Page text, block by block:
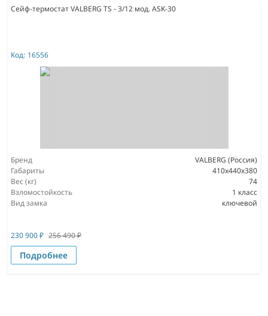
Сейф-термостат VALBERG TS - 3/12 мод. ASK-30
Код: 16556
Бренд
VALBERG (Россия)
Габариты
410x440x380
Вес (кг)
74
Взломостойкость
1 класс
Вид замка
ключевой
230 900₽ 256 490₽
Подробнее